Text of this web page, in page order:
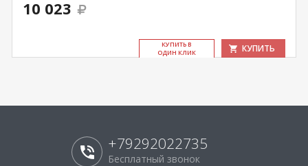
10 023
КУ­ПИТЬ В
ОДИН КЛИК
КУПИТЬ
+79292022735
Бесплатный звонок